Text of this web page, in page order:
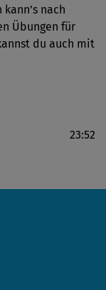
nach
Übungen für
du auch mit
arbeiten – je
Neben
auch deine23:52